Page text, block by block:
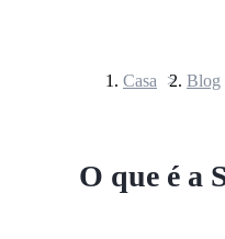
Casa > Blog
O que é a